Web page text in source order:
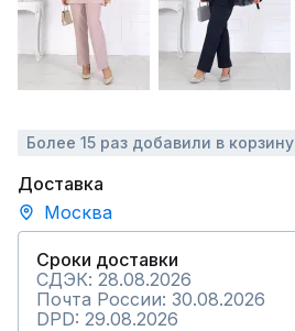
Более 15 раз добавили в корзину
Доставка
Москва
Сроки доставки
СДЭК: 28.08.2026
Почта России: 30.08.2026
DPD: 29.08.2026